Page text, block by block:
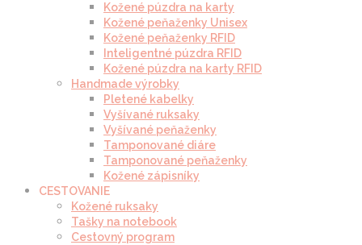
Kožené púzdra na karty
Kožené peňaženky Unisex
Kožené peňaženky RFID
Inteligentné púzdra RFID
Kožené púzdra na karty RFID
Handmade výrobky
Pletené kabelky
Vyšívané ruksaky
Vyšívané peňaženky
Tamponované diáre
Tamponované peňaženky
Kožené zápisníky
CESTOVANIE
Kožené ruksaky
Tašky na notebook
Cestovný program